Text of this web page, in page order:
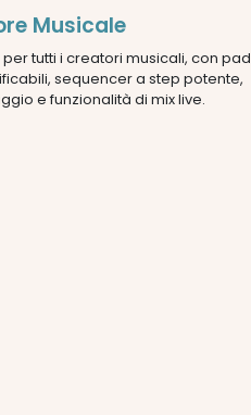
Musicale
tutti i creatori musicali, con pad
sequencer a step potente,
e funzionalità di mix live.